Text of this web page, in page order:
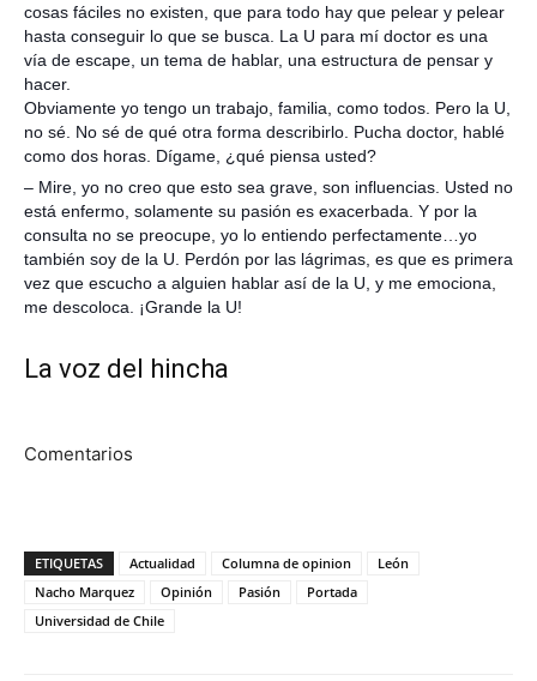
cosas fáciles no existen, que para todo hay que pelear y pelear
hasta conseguir lo que se busca. La U para mí doctor es una
vía de escape, un tema de hablar, una estructura de pensar y
hacer.
Obviamente yo tengo un trabajo, familia, como todos. Pero la U,
no sé. No sé de qué otra forma describirlo. Pucha doctor, hablé
como dos horas. Dígame, ¿qué piensa usted?
– Mire, yo no creo que esto sea grave, son influencias. Usted no
está enfermo, solamente su pasión es exacerbada. Y por la
consulta no se preocupe, yo lo entiendo perfectamente…yo
también soy de la U. Perdón por las lágrimas, es que es primera
vez que escucho a alguien hablar así de la U, y me emociona,
me descoloca. ¡Grande la U!
La voz del hincha
Comentarios
ETIQUETAS Actualidad Columna de opinion
León
Nacho Marquez
Opinión Pasión
Portada
Universidad de Chile